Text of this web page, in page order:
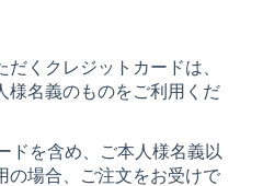
くクレジットカードは、
様名義のものをご利用くだ
ドを含め、ご本人様名義以
の場合、ご注文をお受けで